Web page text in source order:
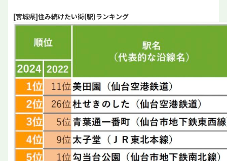
[宮城県]住み続けたい街(駅)ランキング